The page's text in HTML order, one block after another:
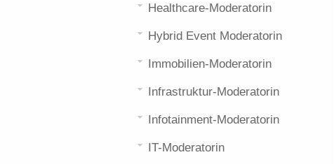
Healthcare-Moderatorin
Hybrid Event Moderatorin
Immobilien-Moderatorin
Infrastruktur-Moderatorin
Infotainment-Moderatorin
IT-Moderatorin